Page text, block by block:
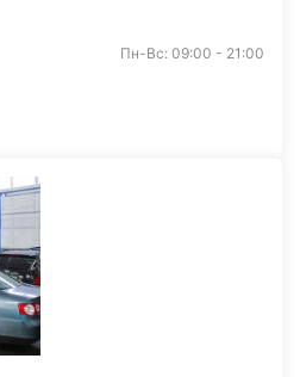
Пн-Вс: 09:00 - 21:00